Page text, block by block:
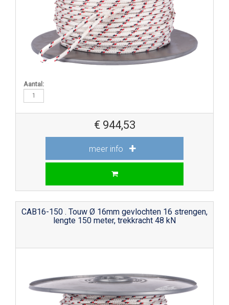
Aantal:
€ 944,53
meer info
CAB16-150 . Touw Ø 16mm gevlochten 16 strengen,
lengte 150 meter, trekkracht 48 kN